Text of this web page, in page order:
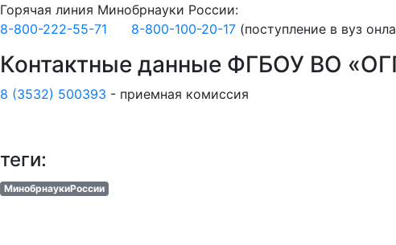
Горячая линия Минобрнауки России:
8-800-222-55-71
8-800-100-20-17 (поступление в вуз
Контактные данные ФГБОУ ВО
8 (3532) 500393 - приемная комиссия
теги:
МинобрнаукиРоссии